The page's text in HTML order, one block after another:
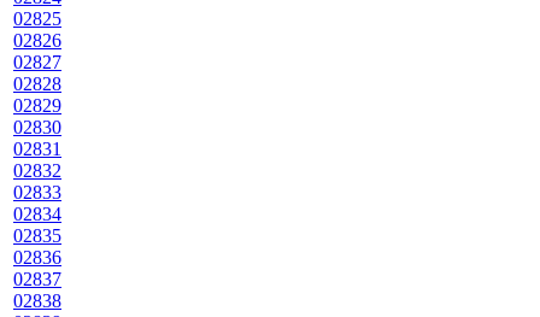
02825
02826
02827
02828
02829
02830
02831
02832
02833
02834
02835
02836
02837
02838